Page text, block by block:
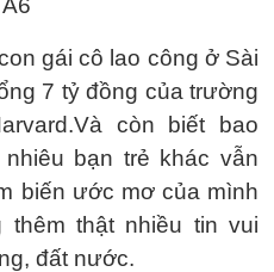
gái cô lao công ở Sài
7 tỷ đồng của trường
còn biết bao
bạn trẻ khác vẫn
biến ước mơ của mình
thêm thật nhiều tin vui
đất nước.